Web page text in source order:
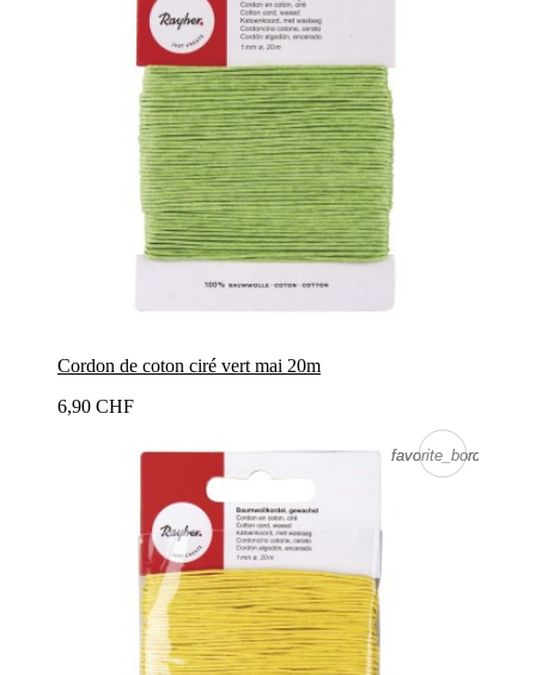
Cordon de coton ciré vert mai 20m
6,90 CHF
favorite_border
favorite_border